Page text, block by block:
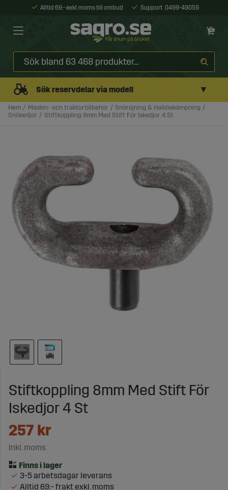
Alltid 69:- exkl. moms till ombud Support 0499-49059
Sök reservdelar via modell ▼
Hem Maskin- och traktortillbehör
Snöröjning & Halkbekämpning
Snökedjor
Stiftkoppling 8mm Med Stift För Iskedjor 4 St
Stiftkoppling 8mm Med Stift För
Iskedjor 4 St
257 kr
Inkl. moms
3-5 arbetsdagar leverans
Alltid 69:- frakt exkl. moms